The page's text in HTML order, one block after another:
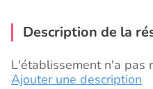
Description de la
L'établissement n'a pas
Ajouter une description